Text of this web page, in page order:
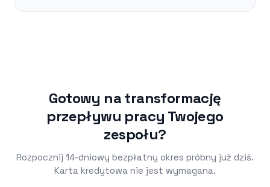
Gotowy na transformację
przepływu pracy Twojego
zespołu?
Rozpocznij 14-dniowy bezpłatny okres próbny już dziś.
Karta kredytowa nie jest wymagana.